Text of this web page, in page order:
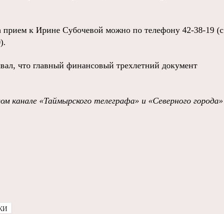
прием к Ирине Субочевой можно по телефону 42-38-19 (с
что главный финансовый трехлетний документ
канале «Таймырского телеграфа» и «Северного города»